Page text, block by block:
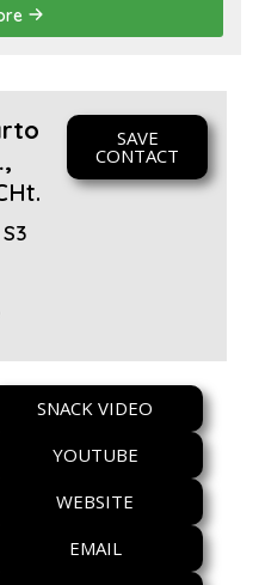
SAVE
CONTACT
SNACK VIDEO
YOUTUBE
WEBSITE
EMAIL